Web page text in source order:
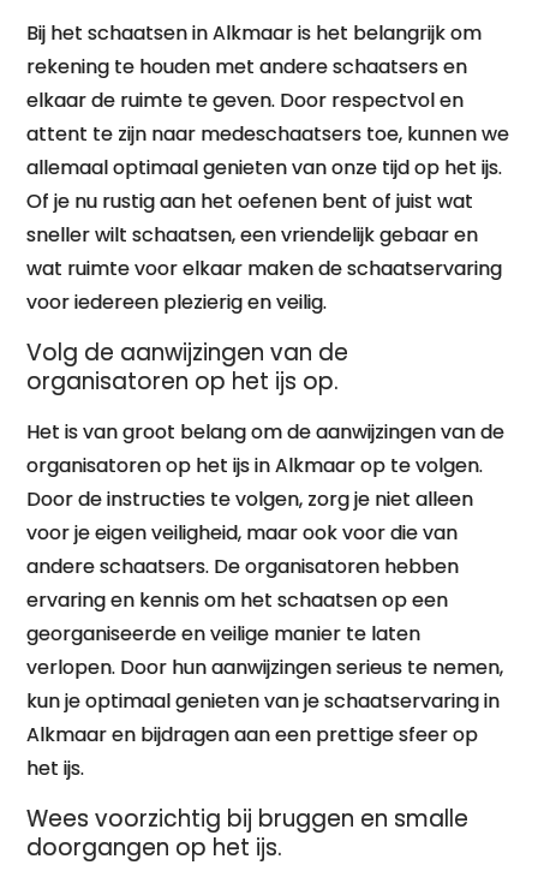
Bij het schaatsen in Alkmaar is het belangrijk om
rekening te houden met andere schaatsers en
elkaar de ruimte te geven. Door respectvol en
attent te zijn naar medeschaatsers toe, kunnen we
allemaal optimaal genieten van onze tijd op het ijs.
Of je nu rustig aan het oefenen bent of juist wat
sneller wilt schaatsen, een vriendelijk gebaar en
wat ruimte voor elkaar maken de schaatservaring
voor iedereen plezierig en veilig.
Volg de aanwijzingen van de
organisatoren op het ijs op.
Het is van groot belang om de aanwijzingen van de
organisatoren op het ijs in Alkmaar op te volgen.
Door de instructies te volgen, zorg je niet alleen
voor je eigen veiligheid, maar ook voor die van
andere schaatsers. De organisatoren hebben
ervaring en kennis om het schaatsen op een
georganiseerde en veilige manier te laten
verlopen. Door hun aanwijzingen serieus te nemen,
kun je optimaal genieten van je schaatservaring in
Alkmaar en bijdragen aan een prettige sfeer op
het ijs.
Wees voorzichtig bij bruggen en smalle
doorgangen op het ijs.